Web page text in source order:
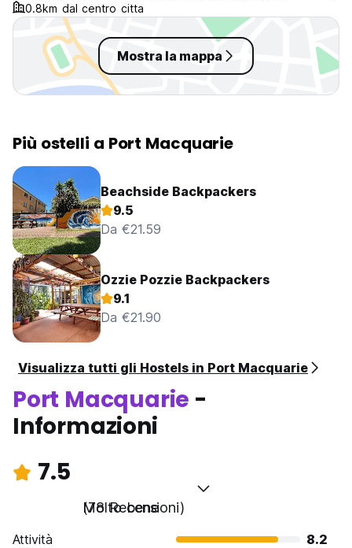
0.8km dal centro citta
Mostra la mappa
Più ostelli a Port Macquarie
Beachside Backpackers
9.5
Da €21.59
Ozzie Pozzie Backpackers
9.1
Da €21.90
Visualizza tutti gli Hostels in Port Macquarie
Port Macquarie -
Informazioni
7.5
Molto bene
(78 Recensioni)
Attività
8.2